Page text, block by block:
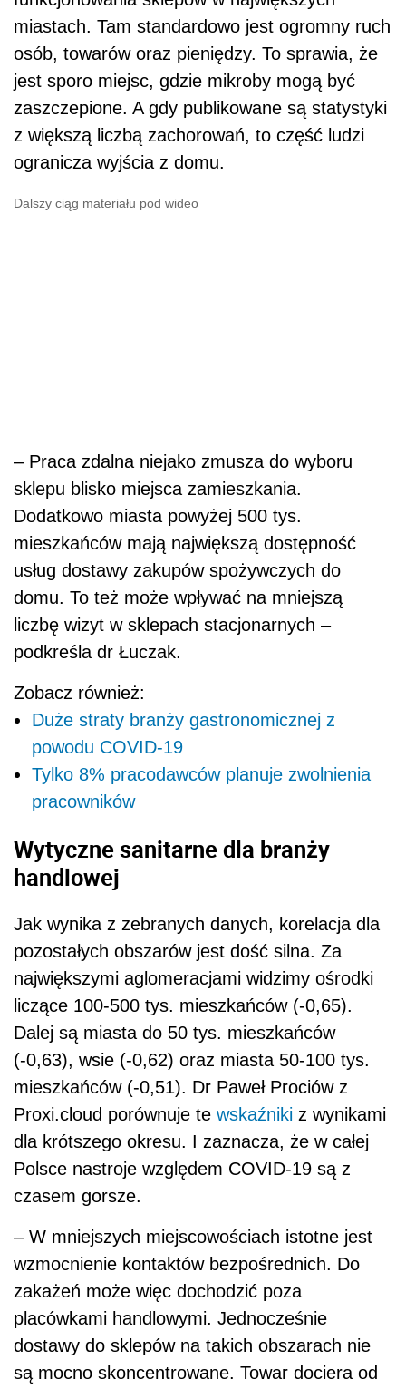
miastach. Tam standardowo jest ogromny ruch
osób, towarów oraz pieniędzy. To sprawia, że
jest sporo miejsc, gdzie mikroby mogą być
zaszczepione. A gdy publikowane są statystyki
z większą liczbą zachorowań, to część ludzi
ogranicza wyjścia z domu.
Dalszy ciąg materiału pod wideo
– Praca zdalna niejako zmusza do wyboru
sklepu blisko miejsca zamieszkania.
Dodatkowo miasta powyżej 500 tys.
mieszkańców mają największą dostępność
usług dostawy zakupów spożywczych do
domu. To też może wpływać na mniejszą
liczbę wizyt w sklepach stacjonarnych –
podkreśla dr Łuczak.
Zobacz również:
Duże straty branży gastronomicznej z
powodu COVID-19
Tylko 8% pracodawców planuje zwolnienia
pracowników
Wytyczne sanitarne dla branży
handlowej
Jak wynika z zebranych danych, korelacja dla
pozostałych obszarów jest dość silna. Za
największymi aglomeracjami widzimy ośrodki
liczące 100-500 tys. mieszkańców (-0,65).
Dalej są miasta do 50 tys. mieszkańców
(-0,63), wsie (-0,62) oraz miasta 50-100 tys.
mieszkańców (-0,51). Dr Paweł Prociów z
Proxi.cloud porównuje te wskaźniki z wynikami
dla krótszego okresu. I zaznacza, że w całej
Polsce nastroje względem COVID-19 są z
czasem gorsze.
– W mniejszych miejscowościach istotne jest
wzmocnienie kontaktów bezpośrednich. Do
zakażeń może więc dochodzić poza
placówkami handlowymi. Jednocześnie
dostawy do sklepów na takich obszarach nie
są mocno skoncentrowane. Towar dociera od